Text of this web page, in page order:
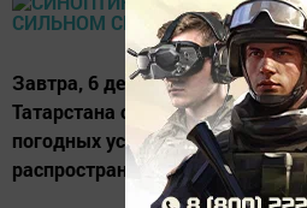
Завтра, 6 декабря, ночью и
Татарстана ожидается
погодных условий.
распространил Гидрометцентр